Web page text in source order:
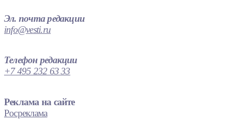
Эл. почта редакции
info@vesti.ru
Телефон редакции
+7 495 232 63 33
Реклама на сайте
Росреклама